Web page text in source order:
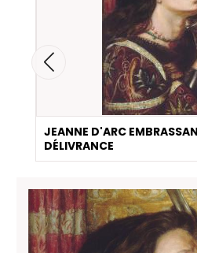
JEANNE D'ARC
DÉLIVRANCE